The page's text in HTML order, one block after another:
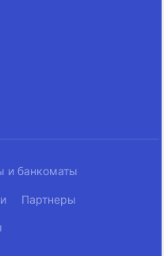
и банкоматы
Партнеры